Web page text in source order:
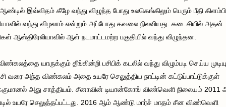
இவ்விதம் கீழே வந்து விழுந்த போது உலகெங்கிலும் பெரும் பீதி
வந்து விழலாம் என்றும் அப்போது கவலை நிலவியது. கடைசியில் அதன்
ஆஸ்திரேலியாவில் ஆள் நடமாட்டமற்ற பகுதியில் வந்து விழுந்தன.
யாருக்கும் தீங்கின்றி பசிபிக் கடலில் வந்து விழும்படி செய்ய
வரை அந்த விண்கலம் அதை உயரே செலுத்திய நாட்டின் கட்டுப்பாட்டுக்குள்
அது சாத்தியம். சீனாவின் டியான்கோங் விண்வெளி நிலையம் 2011
உயரே செலுத்தப்பட்டது. 2016 ஆம் ஆண்டு மார்ச் மாதம் சீன விண்வெளி